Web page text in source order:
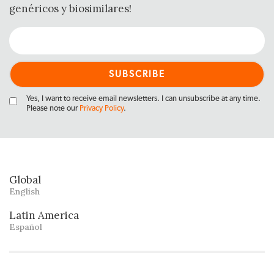
genéricos y biosimilares!
Yes, I want to receive email newsletters. I can unsubscribe at any time.
Please note our Privacy Policy.
Global
English
Latin America
Español